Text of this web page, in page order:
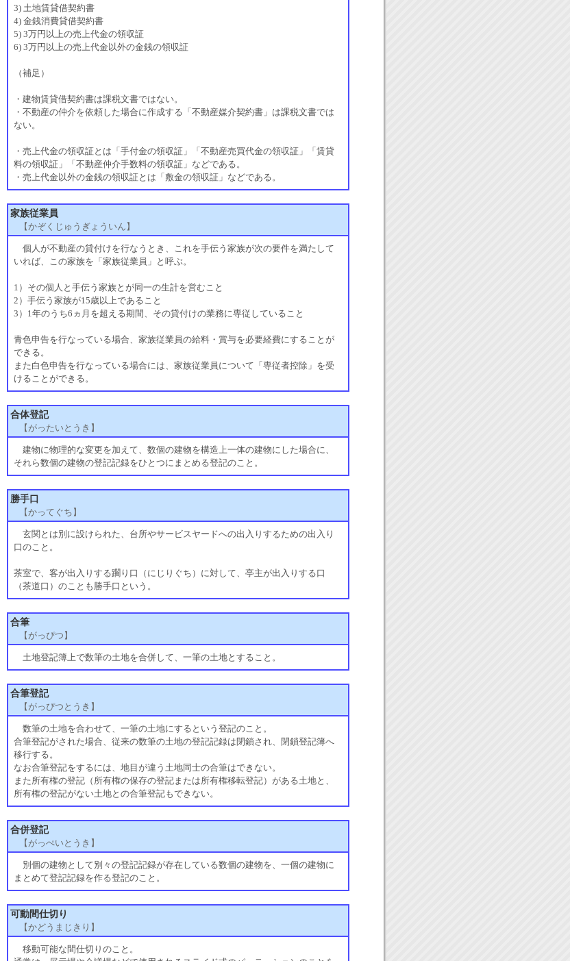
3) 土地賃貸借契約書
4) 金銭消費貸借契約書
5) 3万円以上の売上代金の領収証
6) 3万円以上の売上代金以外の金銭の領収証
（補足）
・建物賃貸借契約書は課税文書ではない。
・不動産の仲介を依頼した場合に作成する「不動産媒介契約書」は課税文書では
ない。
・売上代金の領収証とは「手付金の領収証」「不動産売買代金の領収証」「賃貸
料の領収証」「不動産仲介手数料の領収証」などである。
・売上代金以外の金銭の領収証とは「敷金の領収証」などである。
家族従業員
【かぞくじゅうぎょういん】
個人が不動産の貸付けを行なうとき、これを手伝う家族が次の要件を満たして
いれば、この家族を「家族従業員」と呼ぶ。
1）その個人と手伝う家族とが同一の生計を営むこと
2）手伝う家族が15歳以上であること
3）1年のうち6ヵ月を超える期間、その貸付けの業務に専従していること
青色申告を行なっている場合、家族従業員の給料・賞与を必要経費にすることが
できる。
また白色申告を行なっている場合には、家族従業員について「専従者控除」を受
けることができる。
合体登記
【がったいとうき】
建物に物理的な変更を加えて、数個の建物を構造上一体の建物にした場合に、
それら数個の建物の登記記録をひとつにまとめる登記のこと。
勝手口
【かってぐち】
玄関とは別に設けられた、台所やサービスヤードへの出入りするための出入り
口のこと。
茶室で、客が出入りする躙り口（にじりぐち）に対して、亭主が出入りする口
（茶道口）のことも勝手口という。
合筆
【がっぴつ】
土地登記簿上で数筆の土地を合併して、一筆の土地とすること。
合筆登記
【がっぴつとうき】
数筆の土地を合わせて、一筆の土地にするという登記のこと。
合筆登記がされた場合、従来の数筆の土地の登記記録は閉鎖され、閉鎖登記簿へ
移行する。
なお合筆登記をするには、地目が違う土地同士の合筆はできない。
また所有権の登記（所有権の保存の登記または所有権移転登記）がある土地と、
所有権の登記がない土地との合筆登記もできない。
合併登記
【がっぺいとうき】
別個の建物として別々の登記記録が存在している数個の建物を、一個の建物に
まとめて登記記録を作る登記のこと。
可動間仕切り
【かどうまじきり】
移動可能な間仕切りのこと。